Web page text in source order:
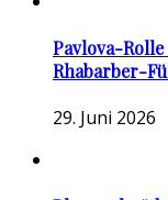
Pavlova-
Rhabarber-
29. Juni 2026